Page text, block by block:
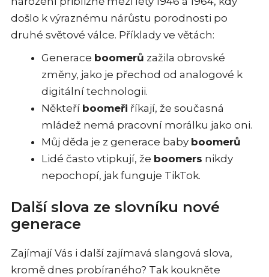
došlo k výraznému nárůstu porodnosti po
druhé světové válce. Příklady ve větách:
Generace boomerů zažila obrovské
změny, jako je přechod od analogové k
digitální technologii.
Někteří boomeři říkají, že současná
mládež nemá pracovní morálku jako oni.
Můj děda je z generace baby boomerů
Lidé často vtipkují, že boomers nikdy
nepochopí, jak funguje TikTok.
Další slova ze slovníku nové
generace
Zajímají Vás i další zajímavá slangová slova,
kromě dnes probíraného? Tak koukněte